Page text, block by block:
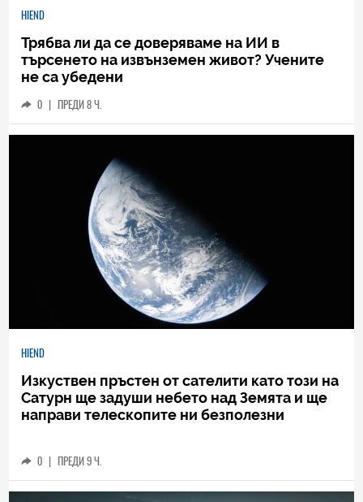
HIEND
Трябва ли да се доверяваме на ИИ в
търсенето на извънземен живот? Учените
не са убедени
0 | ПРЕДИ 8 Ч.
HIEND
Изкуствен пръстен от сателити като този на
Сатурн ще задуши небето над Земята и ще
направи телескопите ни безполезни
0 | ПРЕДИ 9 Ч.